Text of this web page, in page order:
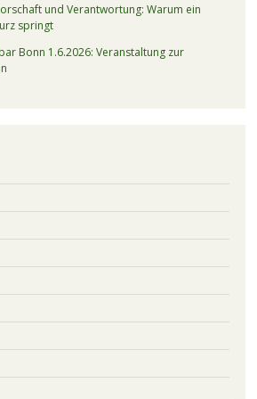
und Verantwortung: Warum ein
springt
Bonn 1.6.2026: Veranstaltung zur